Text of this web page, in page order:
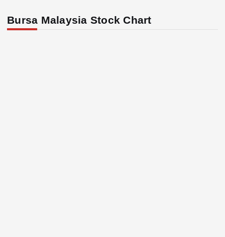
Bursa Malaysia Stock Chart